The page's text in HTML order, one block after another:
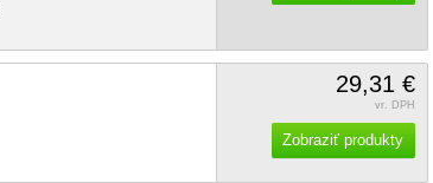
29,31 €
vr. DPH
Zobraziť produkty